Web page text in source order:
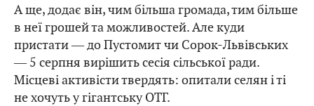
А ще, додає він, чим більша громада, тим більше
в неї грошей та можливостей. Але куди
пристати ― до Пустомит чи Сорок-Львівських
― 5 серпня вирішить сесія сільської ради.
Місцеві активісти твердять: опитали селян і ті
не хочуть у гігантську ОТГ.